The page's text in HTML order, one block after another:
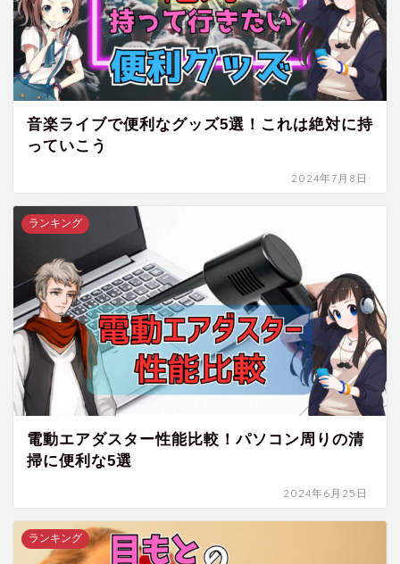
音楽ライブで便利なグッズ5選！これは絶対に持
っていこう
2024年7月8日
ランキング
電動エアダスター性能比較！パソコン周りの清
掃に便利な5選
2024年6月25日
ランキング